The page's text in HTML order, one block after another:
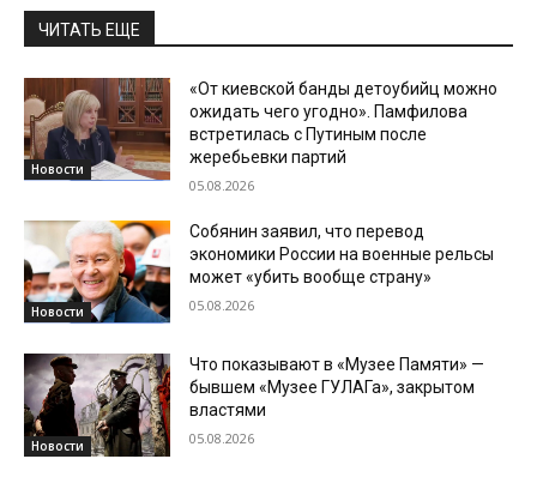
ЧИТАТЬ ЕЩЕ
Новости
«От киевской банды детоубийц можно
ожидать чего угодно». Памфилова
встретилась с Путиным после
жеребьевки партий
05.08.2026
Новости
Собянин заявил, что перевод
экономики России на военные рельсы
может «убить вообще страну»
05.08.2026
Новости
Что показывают в «Музее Памяти» —
бывшем «Музее ГУЛАГа», закрытом
властями
05.08.2026